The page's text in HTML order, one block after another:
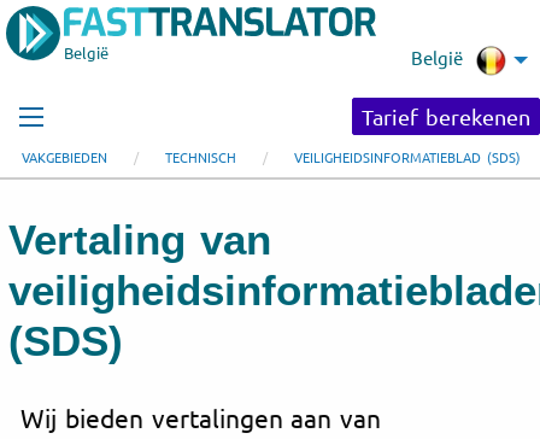
België België
Tarief berekenen
VAKGEBIEDEN TECHNISCH VEILIGHEIDSINFORMATIEBLAD (SDS)
Vertaling van
(SDS)
Wij bieden vertalingen aan van